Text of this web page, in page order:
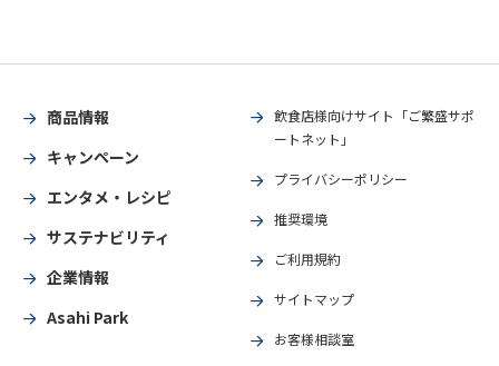
商品情報
キャンペーン
エンタメ・レシピ
サステナビリティ
企業情報
Asahi Park
飲食店様向けサイト「ご繁盛サポ
ートネット」
プライバシーポリシー
推奨環境
ご利用規約
サイトマップ
お客様相談室